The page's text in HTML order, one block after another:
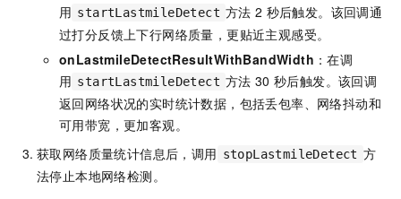
用 startLastmileDetect 方法 2 秒后触发。该回调通
过打分反馈上下行网络质量，更贴近主观感受。
onLastmileDetectResultWithBandWidth ：在调
用 startLastmileDetect 方法 30 秒后触发。该回调
返回网络状况的实时统计数据，包括丢包率、网络抖动和
可用带宽，更加客观。
获取网络质量统计信息后，调用 stopLastmileDetect 方
法停止本地网络检测。